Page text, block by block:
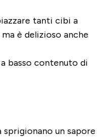
tanti cibi a
è delizioso anche
basso contenuto di
un sapore